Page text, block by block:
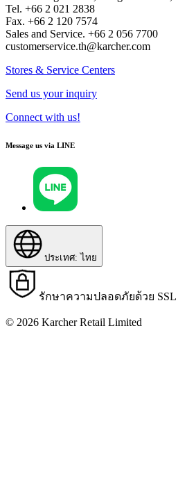
Tel. +66 2 021 2838
Fax. +66 2 120 7574
Sales and Service. +66 2 056 7700
customerservice.th@karcher.com
Stores & Service Centers
Send us your inquiry
Connect with us!
Message us via LINE
ประเทศ: ไทย
รักษาความปลอดภัยด้วย SSL
© 2026 Karcher Retail Limited